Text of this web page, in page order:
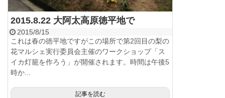
2015.8.22 大阿太高原徳平地で
2015/8/15
これは春の徳平地ですがこの場所で第2回目の梨の
花マルシェ実行委員会主催のワークショップ「ス
イカ灯籠を作ろう」が開催されます。時間は午後5
時か...
記事を読む